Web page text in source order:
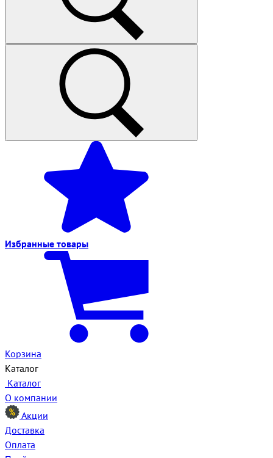
Избранные товары
Корзина
Каталог
Каталог
О компании
Акции
Доставка
Оплата